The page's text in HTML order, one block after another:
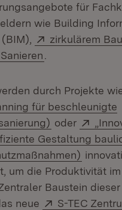
für
wie Building
Extern:
zirkulärem
durch Projekte
für beschleunigte
(Öffnet in
oder
Gestaltung
(Öffnet
um die Produktivität
Baustein
neue
Extern:
S-TEC